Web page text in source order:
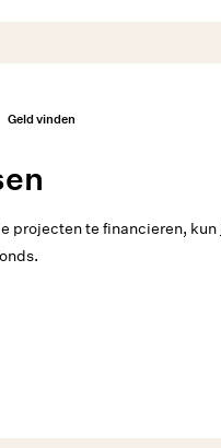
Geld vinden
projecten te financieren, kun